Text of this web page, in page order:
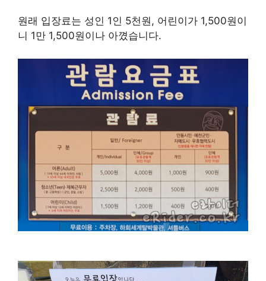
원래 입장료는 성인 1인 5천원, 어린이가 1,500원이
니 1만 1,500원이나 아꼈습니다.